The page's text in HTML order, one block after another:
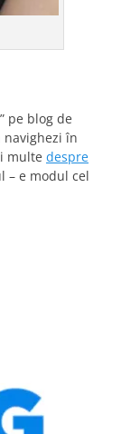
pe blog de
navighezi în
multe despre
– e modul cel